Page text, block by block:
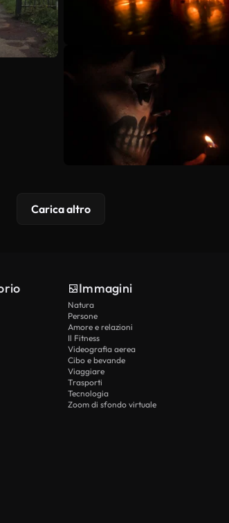
Carica altro
Immagini
Natura
Persone
Amore e relazioni
Il Fitness
Videografia aerea
Cibo e bevande
Viaggiare
Trasporti
Tecnologia
Zoom di sfondo virtuale